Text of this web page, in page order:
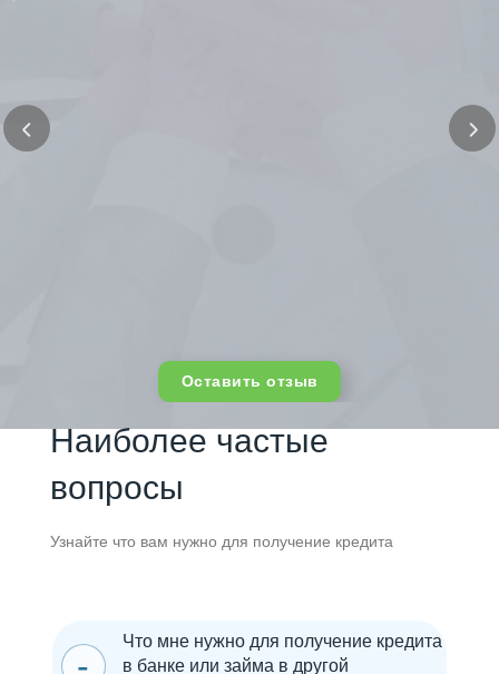
Оставить отзыв
Наиболее частые
вопросы
Узнайте что вам нужно для получение кредита
Что мне нужно для получение кредита
в банке или займа в другой